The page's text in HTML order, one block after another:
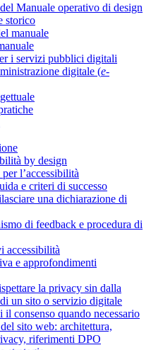
Manuale operativo di design
storico
manuale
i servizi pubblici digitali
digitale (e-
by design
l’accessibilità
e criteri di successo
una dichiarazione di
di feedback e procedura di
accessibilità
e approfondimenti
la privacy sin dalla
un sito o servizio digitale
il consenso quando necessario
sito web: architettura,
riferimenti DPO